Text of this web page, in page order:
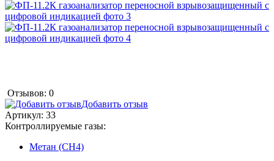
Отзывов: 0
Добавить отзыв
Артикул: 33
Контроллируемые газы:
Метан (CH4)